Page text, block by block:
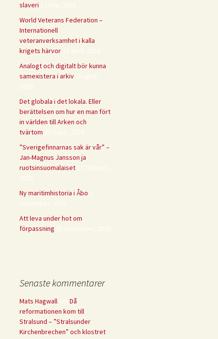
slaveri 13 maj, 2026
World Veterans Federation –
Internationell
veteranverksamhet i kalla
krigets härvor
27 april, 2026
Analogt och digitalt bör kunna
samexistera i arkiv 15 april,
2026
Det globala i det lokala. Eller
berättelsen om hur en man fört
in världen till Arken och
tvärtom
25 mars, 2026
”Sverigefinnarnas sak är vår” –
Jan-Magnus Jansson ja
ruotsinsuomalaiset 17 februari,
2026
Ny maritimhistoria i Åbo 9
december, 2025
Att leva under hot om
förpassning
25 november, 2025
Senaste kommentarer
Mats Hagwall om Då
reformationen kom till
Stralsund – ”Stralsunder
Kirchenbrechen” och klostret